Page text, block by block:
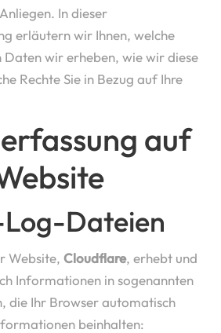
In dieser
erläutern wir Ihnen, welche
Daten wir erheben, wie wir diese
Rechte Sie in Bezug auf Ihre
auf
Dateien
Website, Cloudflare, erhebt und
Informationen in sogenannten
die Ihr Browser automatisch
beinhalten: